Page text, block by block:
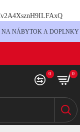
NA NÁBYTOK A DOPLNKY
0 0